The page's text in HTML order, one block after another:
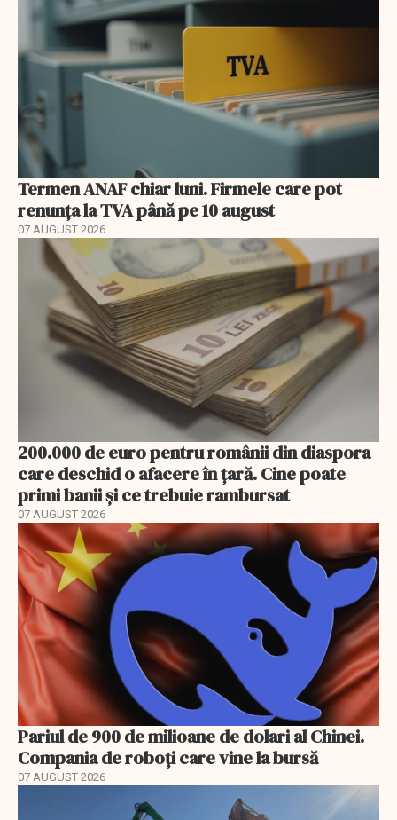
Termen ANAF chiar luni. Firmele care pot
renunța la TVA până pe 10 august
07 AUGUST 2026
200.000 de euro pentru românii din diaspora
care deschid o afacere în țară. Cine poate
primi banii și ce trebuie rambursat
07 AUGUST 2026
Pariul de 900 de milioane de dolari al Chinei.
Compania de roboți care vine la bursă
07 AUGUST 2026